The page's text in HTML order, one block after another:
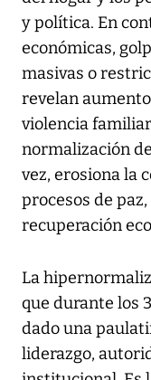
y política. En
económicas,
masivas o
revelan
violencia
normalización
vez, erosiona la
procesos de
recuperación
La
que durante los
dado una
liderazgo,